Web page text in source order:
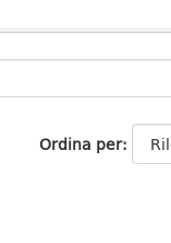
Ordina per